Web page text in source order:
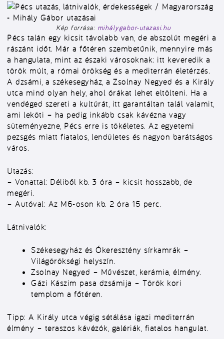
Kép forrása: mihálygabor-utazasi.hu
Pécs talán egy kicsit távolabb van, de abszolút megéri a
rászánt időt. Már a főtéren szembetűnik, mennyire más
a hangulata, mint az északi városoknak: itt keveredik a
török múlt, a római örökség és a mediterrán életérzés.
A dzsámi, a székesegyház, a Zsolnay Negyed és a Király
utca mind olyan hely, ahol órákat lehet eltölteni. Ha a
vendéged szereti a kultúrát, itt garantáltan talál valamit,
ami leköti – ha pedig inkább csak kávézna vagy
süteményezne, Pécs erre is tökéletes. Az egyetemi
pezsgés miatt fiatalos, lendületes és nagyon barátságos
város.
Utazás:
– Vonattal: Déliből kb. 3 óra – kicsit hosszabb, de
megéri.
– Autóval: Az M6-oson kb. 2 óra 15 perc.
Látnivalók:
Székesegyház és Ókeresztény sírkamrák –
Világörökségi helyszín.
Zsolnay Negyed – Művészet, kerámia, élmény.
Gázi Kászim pasa dzsámija – Török kori
templom a főtéren.
Tipp: A Király utca végig sétálása igazi mediterrán
élmény – teraszos kávézók, galériák, fiatalos hangulat.